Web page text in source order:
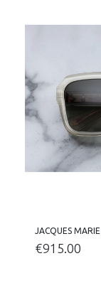
JACQUES
€915.00